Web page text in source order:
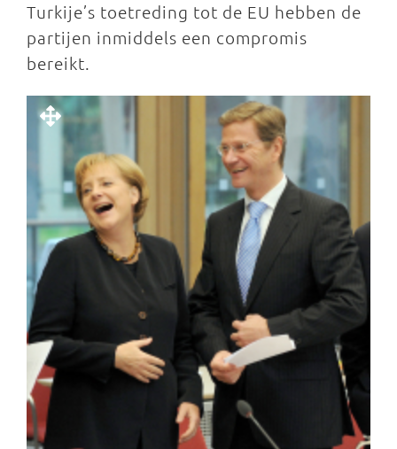
Turkije’s toetreding tot de EU hebben de
partijen inmiddels een compromis
bereikt.